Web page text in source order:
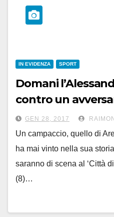
IN EVIDENZA SPORT
Domani
contro un
GEN 28, 2017
Un campaccio, quello di
ha mai vinto nella sua
saranno di scena al ‘Città
(8)…